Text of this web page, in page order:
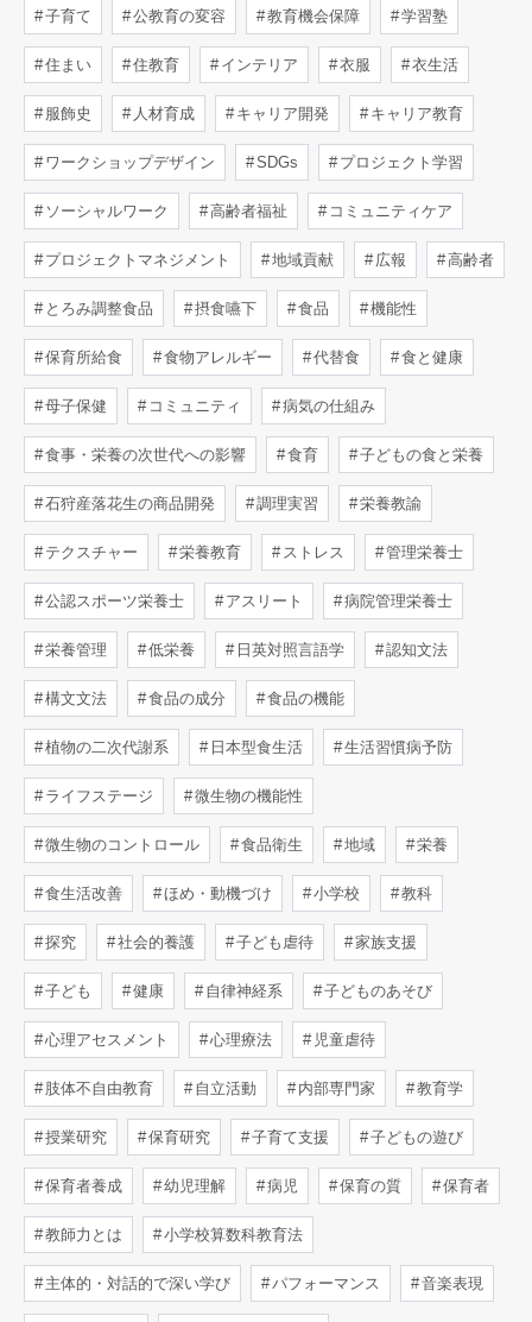
子育て 公教育の変容 教育機会保障 学習塾
住まい 住教育 インテリア 衣服 衣生活
服飾史 人材育成 キャリア開発 キャリア教育
ワークショップデザイン SDGs プロジェクト学習
ソーシャルワーク 高齢者福祉 コミュニティケア
プロジェクトマネジメント 地域貢献 広報 高齢者
とろみ調整食品 摂食嚥下 食品 機能性
保育所給食 食物アレルギー 代替食 食と健康
母子保健 コミュニティ 病気の仕組み
食事・栄養の次世代への影響 食育 子どもの食と栄養
石狩産落花生の商品開発 調理実習 栄養教諭
テクスチャー 栄養教育 ストレス 管理栄養士
公認スポーツ栄養士 アスリート 病院管理栄養士
栄養管理 低栄養 日英対照言語学 認知文法
構文文法 食品の成分 食品の機能
植物の二次代謝系 日本型食生活 生活習慣病予防
ライフステージ 微生物の機能性
微生物のコントロール 食品衛生 地域 栄養
食生活改善 ほめ・動機づけ 小学校 教科
探究 社会的養護 子ども虐待 家族支援
子ども 健康 自律神経系 子どものあそび
心理アセスメント 心理療法 児童虐待
肢体不自由教育 自立活動 内部専門家 教育学
授業研究 保育研究 子育て支援 子どもの遊び
保育者養成 幼児理解 病児 保育の質 保育者
教師力とは 小学校算数科教育法
主体的・対話的で深い学び パフォーマンス 音楽表現